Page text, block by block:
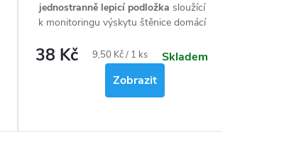
jednostranně lepicí podložka sloužící
k monitoringu výskytu štěnice domácí
38 Kč
Měrná
9,50 Kč / 1 ks
Skladem
Zobrazit